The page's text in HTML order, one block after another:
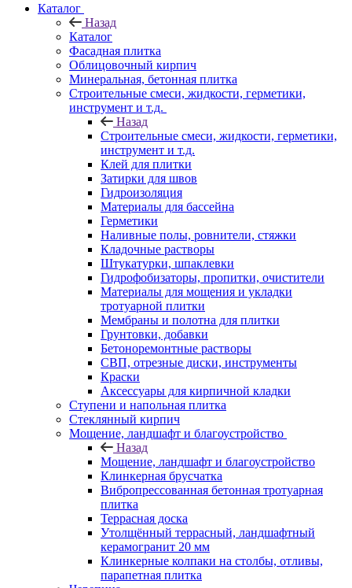
Каталог
Назад
Каталог
Фасадная плитка
Облицовочный кирпич
Минеральная, бетонная плитка
Строительные смеси, жидкости, герметики,
инструмент и т.д.
Назад
Строительные смеси, жидкости, герметики,
инструмент и т.д.
Клей для плитки
Затирки для швов
Гидроизоляция
Материалы для бассейна
Герметики
Наливные полы, ровнители, стяжки
Кладочные растворы
Штукатурки, шпаклевки
Гидрофобизаторы, пропитки, очистители
Материалы для мощения и укладки
тротуарной плитки
Мембраны и полотна для плитки
Грунтовки, добавки
Бетоноремонтные растворы
СВП, отрезные диски, инструменты
Краски
Аксессуары для кирпичной кладки
Ступени и напольная плитка
Cтеклянный кирпич
Мощение, ландшафт и благоустройство
Назад
Мощение, ландшафт и благоустройство
Клинкерная брусчатка
Вибропрессованная бетонная тротуарная
плитка
Террасная доска
Утолщённый террасный, ландшафтный
керамогранит 20 мм
Клинкерные колпаки на столбы, отливы,
парапетная плитка